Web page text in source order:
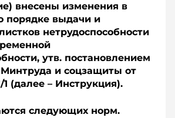
внесены изменения в
порядке выдачи и
нетрудоспособности
утв. постановлением
и соцзащиты от
1 (далее – Инструкция).
следующих норм.